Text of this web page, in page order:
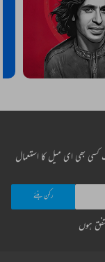
بھی ای میل کا استعمال
ہوں